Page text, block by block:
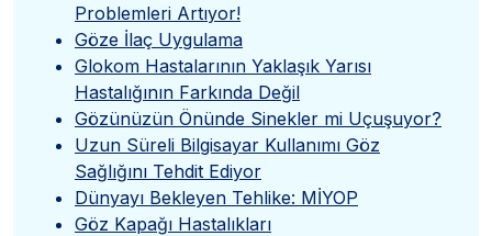
Problemleri Artıyor!
Göze İlaç Uygulama
Glokom Hastalarının Yaklaşık Yarısı
Hastalığının Farkında Değil
Gözünüzün Önünde Sinekler mi Uçuşuyor?
Uzun Süreli Bilgisayar Kullanımı Göz
Sağlığını Tehdit Ediyor
Dünyayı Bekleyen Tehlike: MİYOP
Göz Kapağı Hastalıkları